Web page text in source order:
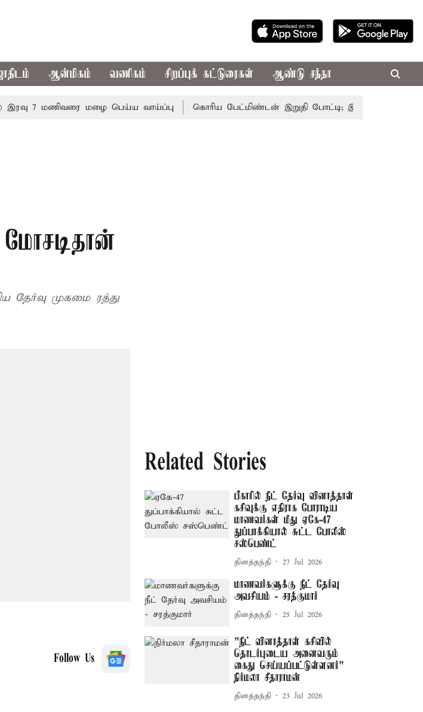
ஆன்மிகம் வணிகம் சிறப்புக் கட்டுரைகள் ஆண்டு சந்தா
7 மணிவரை மழை பெய்ய வாய்ப்பு கொரிய பேட்மிண்டன் இறுதி போட்டி; இந்திய வீராங்கனை
தேர்வு முகமை ரத்து
Follow Us
Related Stories
பீகாரில் நீட் தேர்வு வினாத்தாள்
கசிவுக்கு எதிராக போராடிய
மாணவர்கள் மீது ஏகே-47
துப்பாக்கியால் சுட்ட போலீஸ்
சஸ்பெண்ட்
தினத்தந்தி 27 Jul 2026
மாணவர்களுக்கு நீட் தேர்வு
அவசியம் - சரத்குமார்
தினத்தந்தி 25 Jul 2026
"நீட் வினாத்தாள் கசிவில்
தொடர்புடைய அனைவரும்
கைது செய்யப்பட்டுள்ளனர்" –
நிர்மலா சீதாராமன்
தினத்தந்தி 23 Jul 2026